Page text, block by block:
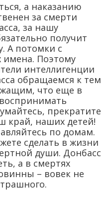
а наказанию
за смерти
за нашу
получит
А потомки с
имена. Поэтому
интеллигенции
обращаемся к тем
что еще в
прекратите
край, наших детей!
по домам.
сделать в жизни
души. Донбасс
а в смертях
– вовек не